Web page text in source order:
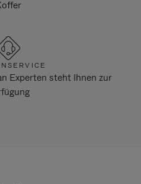
Experten steht Ihnen zur